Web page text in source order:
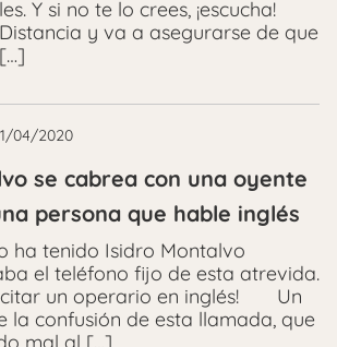
Y si no te lo crees, ¡escucha!
y va a asegurarse de que
04/2020
se cabrea con una oyente
persona que hable inglés
ha tenido Isidro Montalvo
el teléfono fijo de esta atrevida.
un operario en inglés! Un
la confusión de esta llamada, que
mal al […]